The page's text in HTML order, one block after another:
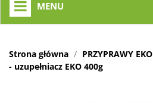
MENU
Strona główna PRZYPRAWY EKO
- uzupełniacz EKO 400g